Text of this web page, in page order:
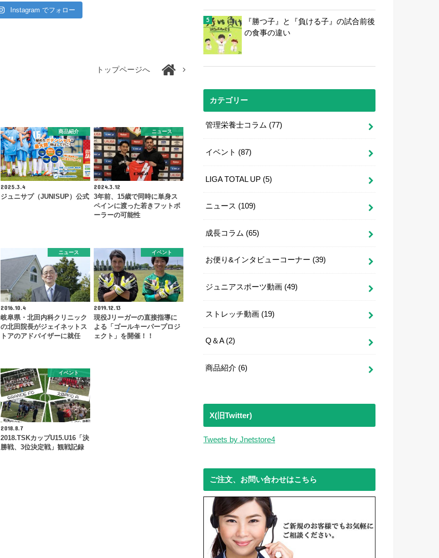
Instagram でフォロー
トップページへ
商品紹介
2025.3.4
ジュニサプ（JUNISUP）公式
ニュース
2024.3.12
3年前、15歳で同時に単身ス
ペインに渡った若きフットボ
ーラーの可能性
ニュース
2016.10.4
岐阜県・北田内科クリニック
の北田院長がジェイネットス
トアのアドバイザーに就任
イベント
2019.12.13
現役Jリーガーの直接指導に
よる「ゴールキーパープロジ
ェクト」を開催！！
イベント
2018.8.7
2018.TSKカップU15.U16「決
勝戦、3位決定戦」観戦記録
『勝つ子』と『負ける子』の試合前後
の食事の違い
カテゴリー
管理栄養士コラム (77)
イベント (87)
LIGA TOTAL UP (5)
ニュース (109)
成長コラム (65)
お便り&インタビューコーナー (39)
ジュニアスポーツ動画 (49)
ストレッチ動画 (19)
Q＆A (2)
商品紹介 (6)
X(旧Twitter)
Tweets by Jnetstore4
ご注文、お問い合わせはこちら